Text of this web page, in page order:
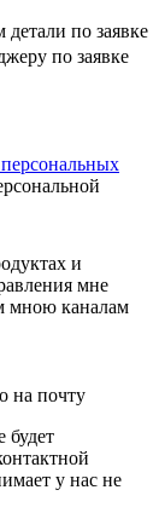
по заявке
по заявке
и
мне
мною каналам
на почту
будет
у нас не